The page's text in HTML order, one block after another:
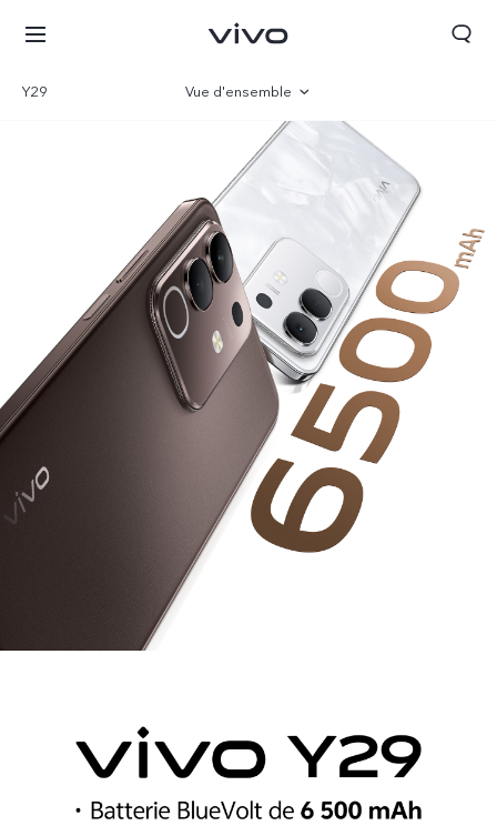
Y29 Vue d'ensemble
Gallerie
Paramètre